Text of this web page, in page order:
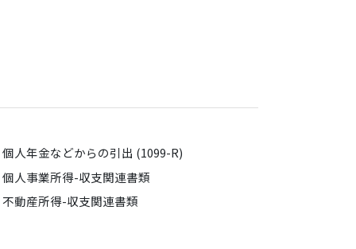
個人年金などからの引出 (1099-R)
個人事業所得-収支関連書類
不動産所得-収支関連書類